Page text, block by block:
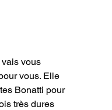
vais vous
vous. Elle
Bonatti pour
très dures